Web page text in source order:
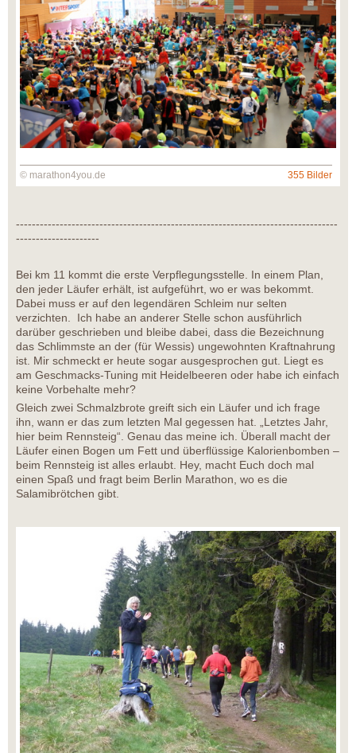
© marathon4you.de 355 Bilder
---------------------------------------------------------------------------------
---------------------
Bei km 11 kommt die erste Verpflegungsstelle. In einem Plan,
den jeder Läufer erhält, ist aufgeführt, wo er was bekommt.
Dabei muss er auf den legendären Schleim nur selten
verzichten. Ich habe an anderer Stelle schon ausführlich
darüber geschrieben und bleibe dabei, dass die Bezeichnung
das Schlimmste an der (für Wessis) ungewohnten Kraftnahrung
ist. Mir schmeckt er heute sogar ausgesprochen gut. Liegt es
am Geschmacks-Tuning mit Heidelbeeren oder habe ich einfach
keine Vorbehalte mehr?
Gleich zwei Schmalzbrote greift sich ein Läufer und ich frage
ihn, wann er das zum letzten Mal gegessen hat. „Letztes Jahr,
hier beim Rennsteig“. Genau das meine ich. Überall macht der
Läufer einen Bogen um Fett und überflüssige Kalorienbomben –
beim Rennsteig ist alles erlaubt. Hey, macht Euch doch mal
einen Spaß und fragt beim Berlin Marathon, wo es die
Salamibrötchen gibt.